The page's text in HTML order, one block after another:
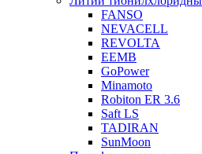
FANSO
NEVACELL
REVOLTA
EEMB
GoPower
Minamoto
Robiton ER 3.6
Saft LS
TADIRAN
SunMoon